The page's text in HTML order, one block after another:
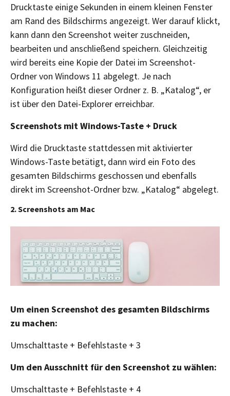
Drucktaste einige Sekunden in einem kleinen Fenster
am Rand des Bildschirms angezeigt. Wer darauf klickt,
kann dann den Screenshot weiter zuschneiden,
bearbeiten und anschließend speichern. Gleichzeitig
wird bereits eine Kopie der Datei im Screenshot-
Ordner von Windows 11 abgelegt. Je nach
Konfiguration heißt dieser Ordner z. B. „Katalog“, er
ist über den Datei-Explorer erreichbar.
Screenshots mit Windows-Taste + Druck
Wird die Drucktaste stattdessen mit aktivierter
Windows-Taste betätigt, dann wird ein Foto des
gesamten Bildschirms geschossen und ebenfalls
direkt im Screenshot-Ordner bzw. „Katalog“ abgelegt.
2. Screenshots am Mac
Um einen Screenshot des gesamten Bildschirms
zu machen:
Umschalttaste + Befehlstaste + 3
Um den Ausschnitt für den Screenshot zu wählen:
Umschalttaste + Befehlstaste + 4